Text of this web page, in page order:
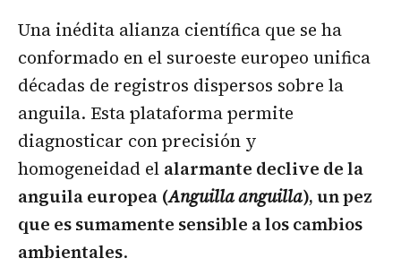
Una inédita alianza científica que se ha
conformado en el suroeste europeo unifica
décadas de registros dispersos sobre la
anguila. Esta plataforma permite
diagnosticar con precisión y
homogeneidad el alarmante declive de la
anguila europea (Anguilla anguilla), un pez
que es sumamente sensible a los cambios
ambientales.